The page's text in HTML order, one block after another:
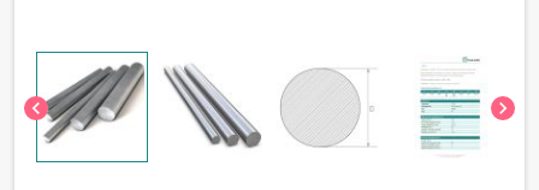
chevron_left chevron_right